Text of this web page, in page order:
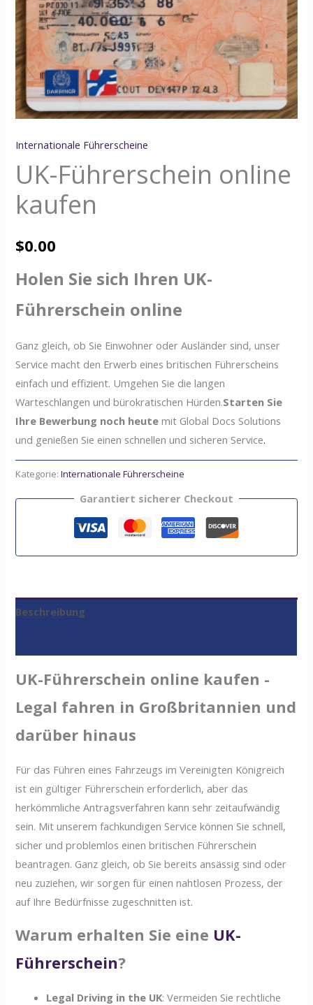
Internationale Führerscheine
UK-Führerschein online
kaufen
$0.00
Holen Sie sich Ihren UK-
Führerschein online
Ganz gleich, ob Sie Einwohner oder Ausländer sind, unser
Service macht den Erwerb eines britischen Führerscheins
einfach und effizient. Umgehen Sie die langen
Warteschlangen und bürokratischen Hürden.Starten Sie
Ihre Bewerbung noch heute mit Global Docs Solutions
und genießen Sie einen schnellen und sicheren Service.
Kategorie:Internationale Führerscheine
Garantiert sicherer Checkout
Beschreibung
UK-Führerschein online kaufen -
Legal fahren in Großbritannien und
darüber hinaus
Für das Führen eines Fahrzeugs im Vereinigten Königreich
ist ein gültiger Führerschein erforderlich, aber das
herkömmliche Antragsverfahren kann sehr zeitaufwändig
sein. Mit unserem fachkundigen Service können Sie schnell,
sicher und problemlos einen britischen Führerschein
beantragen. Ganz gleich, ob Sie bereits ansässig sind oder
neu zuziehen, wir sorgen für einen nahtlosen Prozess, der
auf Ihre Bedürfnisse zugeschnitten ist.
Warum erhalten Sie eine UK-
Führerschein?
Legal Driving in the UK: Vermeiden Sie rechtliche